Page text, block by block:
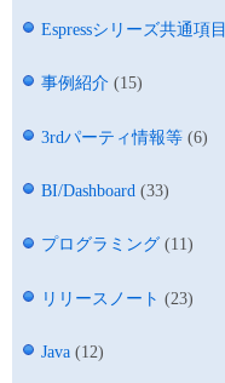
Espressシリーズ共通項目
事例紹介 (15)
3rdパーティ情報等 (6)
BI/Dashboard (33)
プログラミング (11)
リリースノート (23)
Java (12)